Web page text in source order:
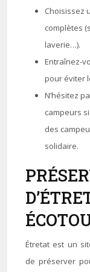
Choisissez
complètes
laverie…).
Entraînez-
pour éviter
N’hésitez
campeurs
des
solidaire.
Étretat est un
de préserver